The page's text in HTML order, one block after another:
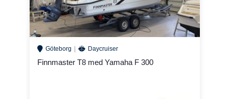
Göteborg Daycruiser
Finnmaster T8 med Yamaha F 300